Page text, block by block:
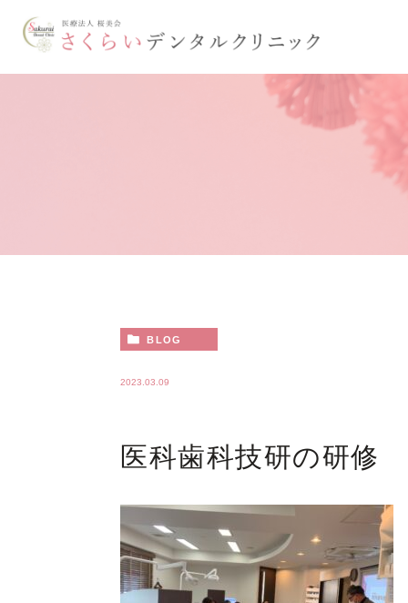
BLOG
2023.03.09
医科歯科技研の研修